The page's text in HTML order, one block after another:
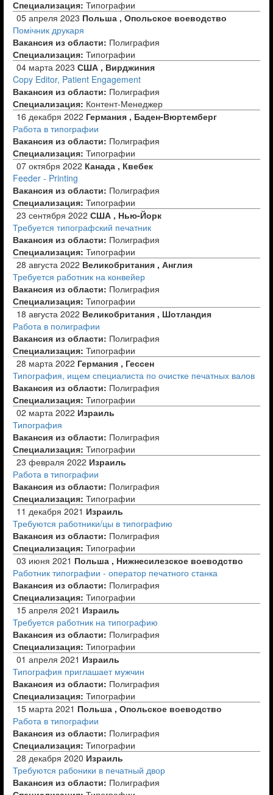
Специализация: Типографии
05 апреля 2023 Польша , Опольское воеводство
Помічник друкаря
Вакансия из области: Полиграфия
Специализация: Типографии
04 марта 2023 США , Вирджиния
Copy Editor, Patient Engagement
Вакансия из области: Полиграфия
Специализация: Контент-Менеджер
16 декабря 2022 Германия , Баден-Вюртемберг
Работа в типографии
Вакансия из области: Полиграфия
Специализация: Типографии
07 октября 2022 Канада , Квебек
Feeder - Printing
Вакансия из области: Полиграфия
Специализация: Типографии
23 сентября 2022 США , Нью-Йорк
Требуется типографский печатник
Вакансия из области: Полиграфия
Специализация: Типографии
28 августа 2022 Великобритания , Англия
Требуется работник на конвейер
Вакансия из области: Полиграфия
Специализация: Типографии
18 августа 2022 Великобритания , Шотландия
Работа в полиграфии
Вакансия из области: Полиграфия
Специализация: Типографии
28 марта 2022 Германия , Гессен
Типография, ищем специалиста по очистке печатных валов
Вакансия из области: Полиграфия
Специализация: Типографии
02 марта 2022 Израиль
Типография
Вакансия из области: Полиграфия
Специализация: Типографии
23 февраля 2022 Израиль
Работа в типографии
Вакансия из области: Полиграфия
Специализация: Типографии
11 декабря 2021 Израиль
Требуются работники/цы в типографию
Вакансия из области: Полиграфия
Специализация: Типографии
03 июня 2021 Польша , Нижнесилезское воеводство
Работник типографии - оператор печатного станка
Вакансия из области: Полиграфия
Специализация: Типографии
15 апреля 2021 Израиль
Требуется работник на типографию
Вакансия из области: Полиграфия
Специализация: Типографии
01 апреля 2021 Израиль
Типография приглашает мужчин
Вакансия из области: Полиграфия
Специализация: Типографии
15 марта 2021 Польша , Опольское воеводство
Работа в типографии
Вакансия из области: Полиграфия
Специализация: Типографии
28 декабря 2020 Израиль
Требуются рабоники в печатный двор
Вакансия из области: Полиграфия